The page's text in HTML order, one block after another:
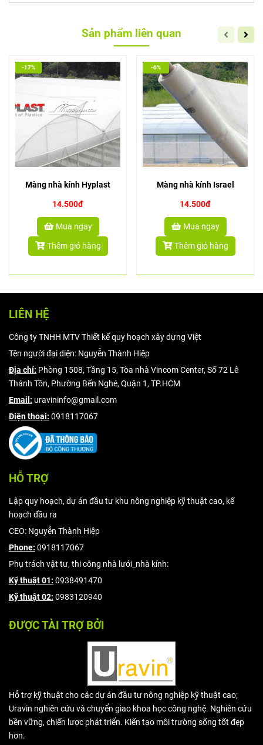
Sản phẩm liên quan
Màng nhà kính Hyplast
14.500đ
-17%
Mua ngay
Thêm giỏ hàng
Màng nhà kính Israel
14.500đ
-6%
Mua ngay
Thêm giỏ hàng
LIÊN HỆ
Công ty TNHH MTV Thiết kế quy hoạch xây dựng Việt
Tên người đại diện: Nguyễn Thành Hiệp
Địa chỉ: Phòng 1508, Tầng 15, Tòa nhà Vincom Center, Số 72 Lê
Thánh Tôn, Phường Bến Nghé, Quận 1, TP.HCM
Email: uravininfo@gmail.com
Điện thoại: 0918117067
HỖ TRỢ
Lập quy hoạch, dự án đầu tư khu nông nghiệp kỹ thuật cao, kế
hoạch đầu ra
CEO: Nguyễn Thành Hiệp
Phone: 0918117067
Phụ trách vật tư, thi công nhà lưới_nhà kính:
Kỹ thuật 01: 0938491470
Kỹ thuật 02: 0983120940
ĐƯỢC TÀI TRỢ BỞI
Hỗ trợ kỹ thuật cho các dự án đầu tư nông nghiệp kỹ thuật cao;
Uravin nghiên cứu và chuyển giao khoa học công nghệ. Nghiên cứu
bền vững, chiến lược phát triển. Kiến tạo môi trường sống tốt đẹp
hơn.